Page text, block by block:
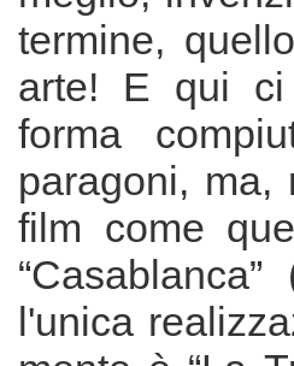
termine,
arte! E qui
forma
paragoni, ma,
film come
l'unica